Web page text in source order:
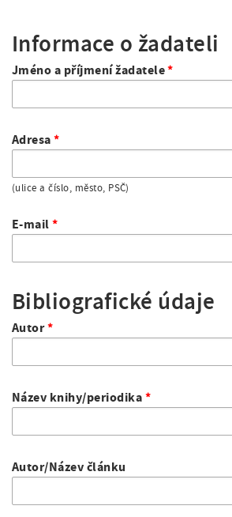
Informace o žadateli
Jméno a příjmení žadatele
Adresa
(ulice a číslo, město, PSČ)
E-mail
Bibliografické údaje
Autor
Název knihy/periodika
Autor/Název článku